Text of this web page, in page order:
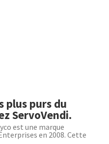
plus purs du
ServoVendi.
est une marque
en 2008. Cette